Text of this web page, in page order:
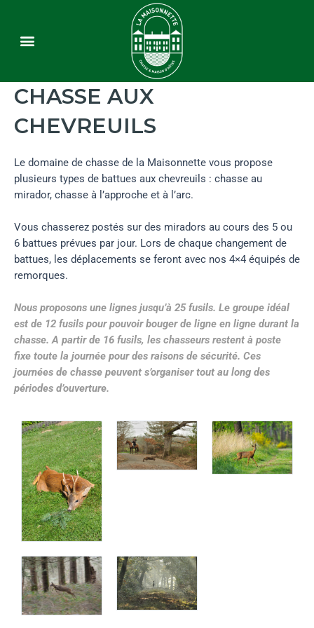
CHASSE AUX
CHEVREUILS
Le domaine de chasse de la Maisonnette vous propose
plusieurs types de battues aux chevreuils : chasse au
mirador, chasse à l’approche et à l’arc.
Vous chasserez postés sur des miradors au cours des 5 ou
6 battues prévues par jour. Lors de chaque changement de
battues, les déplacements se feront avec nos 4×4 équipés de
remorques.
Nous proposons une lignes jusqu’à 25 fusils. Le groupe idéal
est de 12 fusils pour pouvoir bouger de ligne en ligne durant la
chasse. A partir de 16 fusils, les chasseurs restent à poste
fixe toute la journée pour des raisons de sécurité. Ces
journées de chasse peuvent s’organiser tout au long des
périodes d’ouverture.